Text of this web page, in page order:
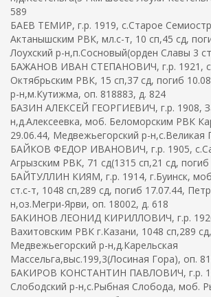
589
БАЕВ ТЕМИР, г.р. 1919, с.Старое
Актанышским РВК, мл.с-т, 10 сп,45 сд,
Лоухский р-н,п.Сосновый(орден Славы 3
БАЖАНОВ ИВАН СТЕПАНОВИЧ, г.р. 1921,
Октябрьским РВК, 15 сп,37 сд, погиб
р-н,м.Кутижма, оп. 818883, д. 824
БАЗИН АЛЕКСЕЙ ГЕОРГИЕВИЧ, г.р. 1908,
н,д.Алексеевка, моб. Беломорским РВК
29.06.44, Медвежьегорский р-н,с.Великая
БАЙКОВ ФЕДОР ИВАНОВИЧ, г.р. 1905,
Агрызским РВК, 71 сд(1315 сп,21 сд, погиб
БАЙТУЛЛИН КИЯМ, г.р. 1914, г.Буинск,
ст.с-т, 1048 сп,289 сд, погиб 17.07.44,
н,оз.Мегри-Ярви, оп. 18002, д. 618
БАКИНОВ ЛЕОНИД КИРИЛЛОВИЧ, г.р.
Вахитовским РВК г.Казани, 1048 сп,289
Медвежьегорский р-н,д.Карельская
Массельга,выс.199,3(Лосиная Гора), оп.
БАКИРОВ КОНСТАНТИН ПАВЛОВИЧ, г.р.
Слободский р-н,с.Рыбная Слобода, моб.